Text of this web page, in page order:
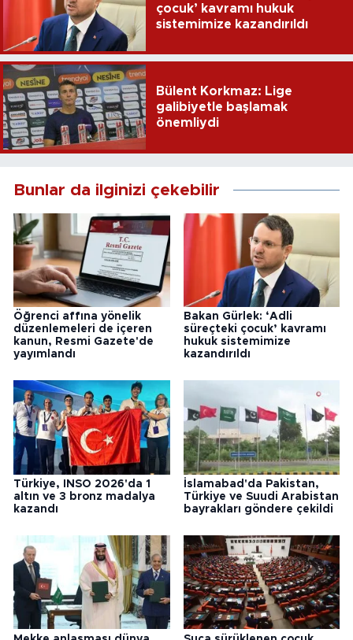
çocuk’ kavramı hukuk
sistemimize kazandırıldı
Bülent Korkmaz: Lige
galibiyetle başlamak
önemliydi
Bunlar da ilginizi çekebilir
Öğrenci affına yönelik
düzenlemeleri de içeren
kanun, Resmi Gazete'de
yayımlandı
Bakan Gürlek: ‘Adli
süreçteki çocuk’ kavramı
hukuk sistemimize
kazandırıldı
Türkiye, INSO 2026'da 1
altın ve 3 bronz madalya
kazandı
İslamabad'da Pakistan,
Türkiye ve Suudi Arabistan
bayrakları göndere çekildi